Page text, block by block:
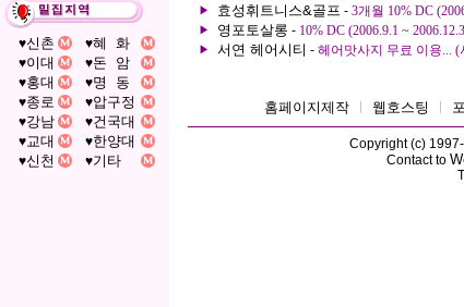
♥신촌 ♥혜 화
♥이대 ♥돈 암
♥홍대 ♥명 동
♥종로 ♥압구정
♥강남 ♥건국대
♥교대 ♥한양대
♥신천 ♥기타
▶ 효성휘트니스&골프 - 3개월 10% DC
▶ 영포토살롱 - 10% DC (2006.9.1 ~
▶ 서연 헤어시티 - 헤어맛사지 무료 이용...
홈페이지제작 웹호스팅
Copyright (c)
Contact to